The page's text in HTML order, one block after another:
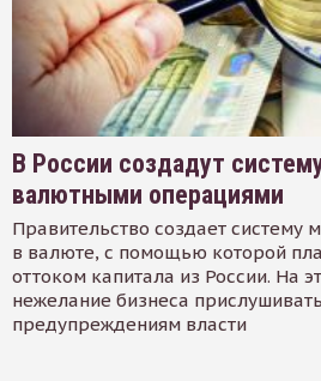
В России создадут
валютными операциями
Правительство создает систему
в валюте, с помощью которой
оттоком капитала из России. На
нежелание бизнеса
предупреждениям власти